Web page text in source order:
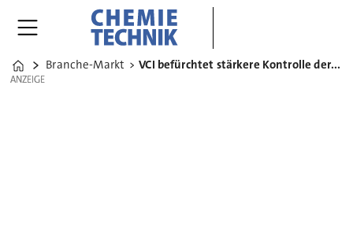
Home
Branche-Markt VCI befürchtet stärkere Kontrolle der Chemieindustrie
ANZEIGE
ANZEIGE